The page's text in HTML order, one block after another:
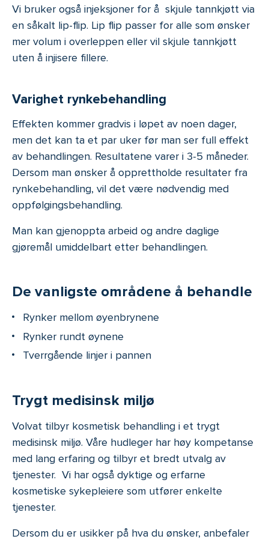
Vi bruker også injeksjoner for å skjule tannkjøtt via
en såkalt lip-flip. Lip flip passer for alle som ønsker
mer volum i overleppen eller vil skjule tannkjøtt
uten å injisere fillere.
Varighet rynkebehandling
Effekten kommer gradvis i løpet av noen dager,
men det kan ta et par uker før man ser full effekt
av behandlingen. Resultatene varer i 3-5 måneder.
Dersom man ønsker å opprettholde resultater fra
rynkebehandling, vil det være nødvendig med
oppfølgingsbehandling.
Man kan gjenoppta arbeid og andre daglige
gjøremål umiddelbart etter behandlingen.
De vanligste områdene å behandle
Rynker mellom øyenbrynene
Rynker rundt øynene
Tverrgående linjer i pannen
Trygt medisinsk miljø
Volvat tilbyr kosmetisk behandling i et trygt
medisinsk miljø. Våre hudleger har høy kompetanse
med lang erfaring og tilbyr et bredt utvalg av
tjenester. Vi har også dyktige og erfarne
kosmetiske sykepleiere som utfører enkelte
tjenester.
Dersom du er usikker på hva du ønsker, anbefaler